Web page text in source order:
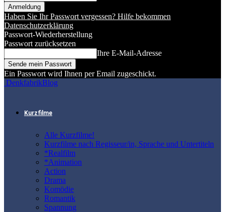
Haben Sie Ihr Passwort vergessen? Hilfe bekommen
Datenschutzerklärung
Passwort-Wiederherstellung
Passwort zurücksetzen
Ihre E-Mail-Adresse
Ein Passwort wird Ihnen per Email zugeschickt.
DenkfabrikBlog
Kurzfilme
Alle Kurzfilme!
Kurzfilme nach Regisseur/in, Sprache und Untertiteln
*Realfilm
*Animation
Action
Drama
Komödie
Romantik
Spannung